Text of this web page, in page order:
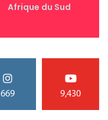
Afrique du Sud
669 9,430